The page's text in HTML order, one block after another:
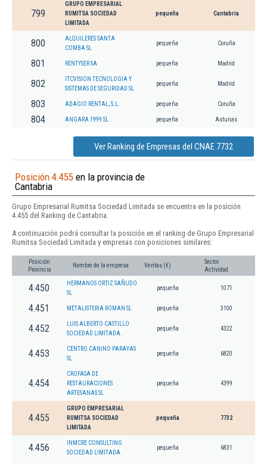
799
GRUPO EMPRESARIAL
RUMITSA SOCIEDAD
LIMITADA
pequeña Cantabria
800
ALQUILERES SANTA
COMBA SL
pequeña Coruña
801 RENTYSER SA pequeña Madrid
802
ITCVISION TECNOLOGIA Y
SISTEMAS DE SEGURIDAD SL
pequeña Madrid
803 ADAGIO RENTAL, S.L. pequeña Coruña
804 ANGARA 1999 SL pequeña Asturias
Ver Ranking de Empresas del CNAE 7732
Posición 4.455 en la provincia de
Cantabria
Grupo Empresarial Rumitsa Sociedad Limitada se encuentra en la posición
4.455 del Ranking de Cantabria.
A continuación podrá consultar la posición en el ranking de Grupo Empresarial
Rumitsa Sociedad Limitada y empresas con posiciones similares:
Posición
Provincia
Nombre de la empresa Ventas (€)
Sector
Actividad
4.450
HERMANOS ORTIZ SAÑUDO
SL
pequeña 1071
4.451 METALISTERIA ROMAN SL pequeña 3100
4.452
LUIS ALBERTO CASTILLO
SOCIEDAD LIMITADA.
pequeña 4322
4.453
CENTRO CANINO PARAYAS
SL
pequeña 6820
4.454
CROFASA DE
RESTAURACIONES
ARTESANAS SL
pequeña 4399
4.455
GRUPO EMPRESARIAL
RUMITSA SOCIEDAD
LIMITADA
pequeña 7732
4.456
INMCRE CONSULTING
SOCIEDAD LIMITADA.
pequeña 6831